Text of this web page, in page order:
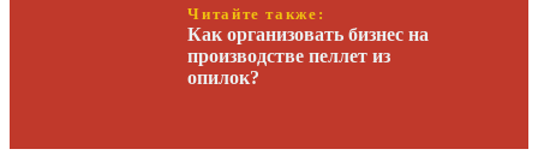
Читайте также:
Как организовать бизнес на
производстве пеллет из
опилок?